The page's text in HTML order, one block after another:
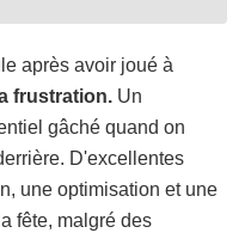
après avoir joué à
frustration. Un
gâché quand on
D'excellentes
une optimisation et une
fête, malgré des